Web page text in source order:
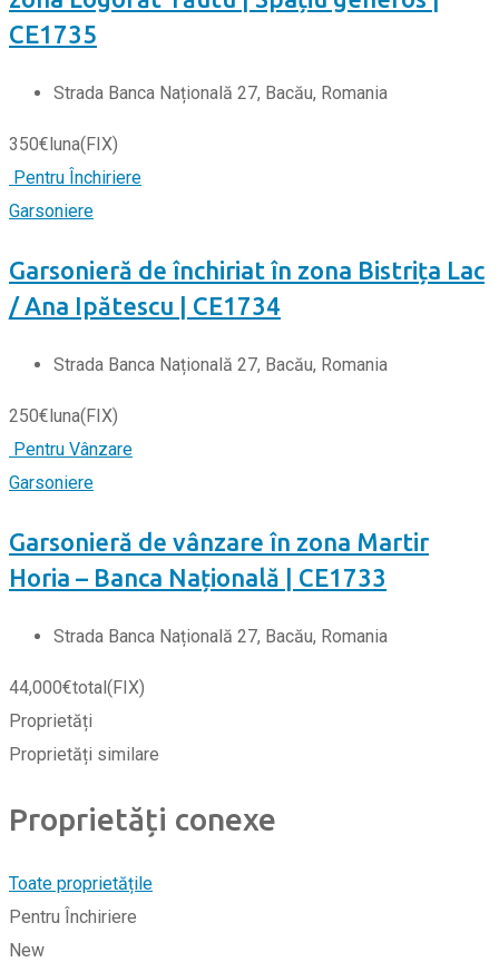
CE1735
Strada Banca Națională 27, Bacău, Romania
350€luna(FIX)
Pentru Închiriere
Garsoniere
Garsonieră de închiriat în zona Bistrița Lac
/ Ana Ipătescu | CE1734
Strada Banca Națională 27, Bacău, Romania
250€luna(FIX)
Pentru Vânzare
Garsoniere
Garsonieră de vânzare în zona Martir
Horia – Banca Națională | CE1733
Strada Banca Națională 27, Bacău, Romania
44,000€total(FIX)
Proprietăți
Proprietăți similare
Proprietăți conexe
Toate proprietățile
Pentru Închiriere
New